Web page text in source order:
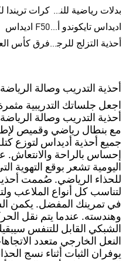
بدلات رياضية للنساء
اديداس تايكوندو أورجنالزF50 اديداس
أحذية التزلج للرجال
أحذية التدريب وصالة
اجعل جلساتك التدريبية
أحذية التدريب وصالة
مع بنطال رياضي وقميص
جميع أحذية أديداس لتوزع
إحساس بالراحة والانتعاش.
اليومية تشعر بوقع التهوية
للحذاء الرياضي. صُممت
لتناسب كل أنواع الملاعب
في تمرينك المفضل. يكمن
وهندسته. عندما يتم نقل
الشبكي القابل للتنفس
النعل الخارجي متعدد
يوفران الثبات أثناء نسج